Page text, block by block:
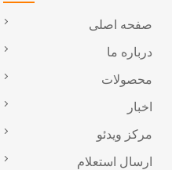
صفحه اصلی
درباره ما
محصولات
اخبار
مرکز ویدئو
ارسال استعلام